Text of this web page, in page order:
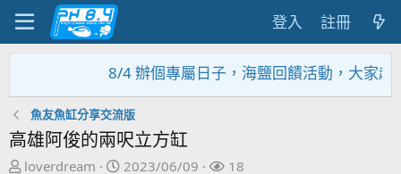
登入 註冊
8/4 辦個專屬日子，海鹽回饋活動，大家趕
魚友魚缸分享交流版
高雄阿俊的兩呎立方缸
主
loverdream
開
2023/06/09
關
18